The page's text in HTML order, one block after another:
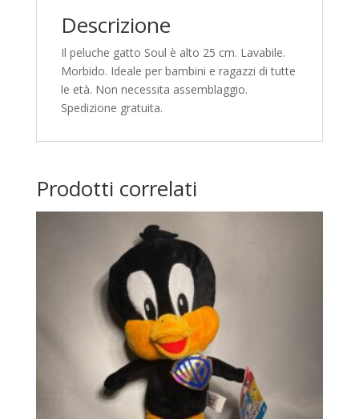
Descrizione
Il peluche gatto Soul è alto 25 cm. Lavabile.
Morbido. Ideale per bambini e ragazzi di tutte
le età. Non necessita assemblaggio.
Spedizione gratuita.
Prodotti correlati